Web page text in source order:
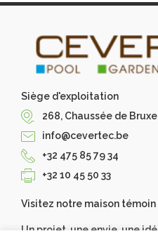
Siège d'exploitation
268, Chaussée de
info@cevertec.be
+32 475 85 79 34
+32 10 45 50 33
Visitez notre maison témoin
Un projet, une envie, une